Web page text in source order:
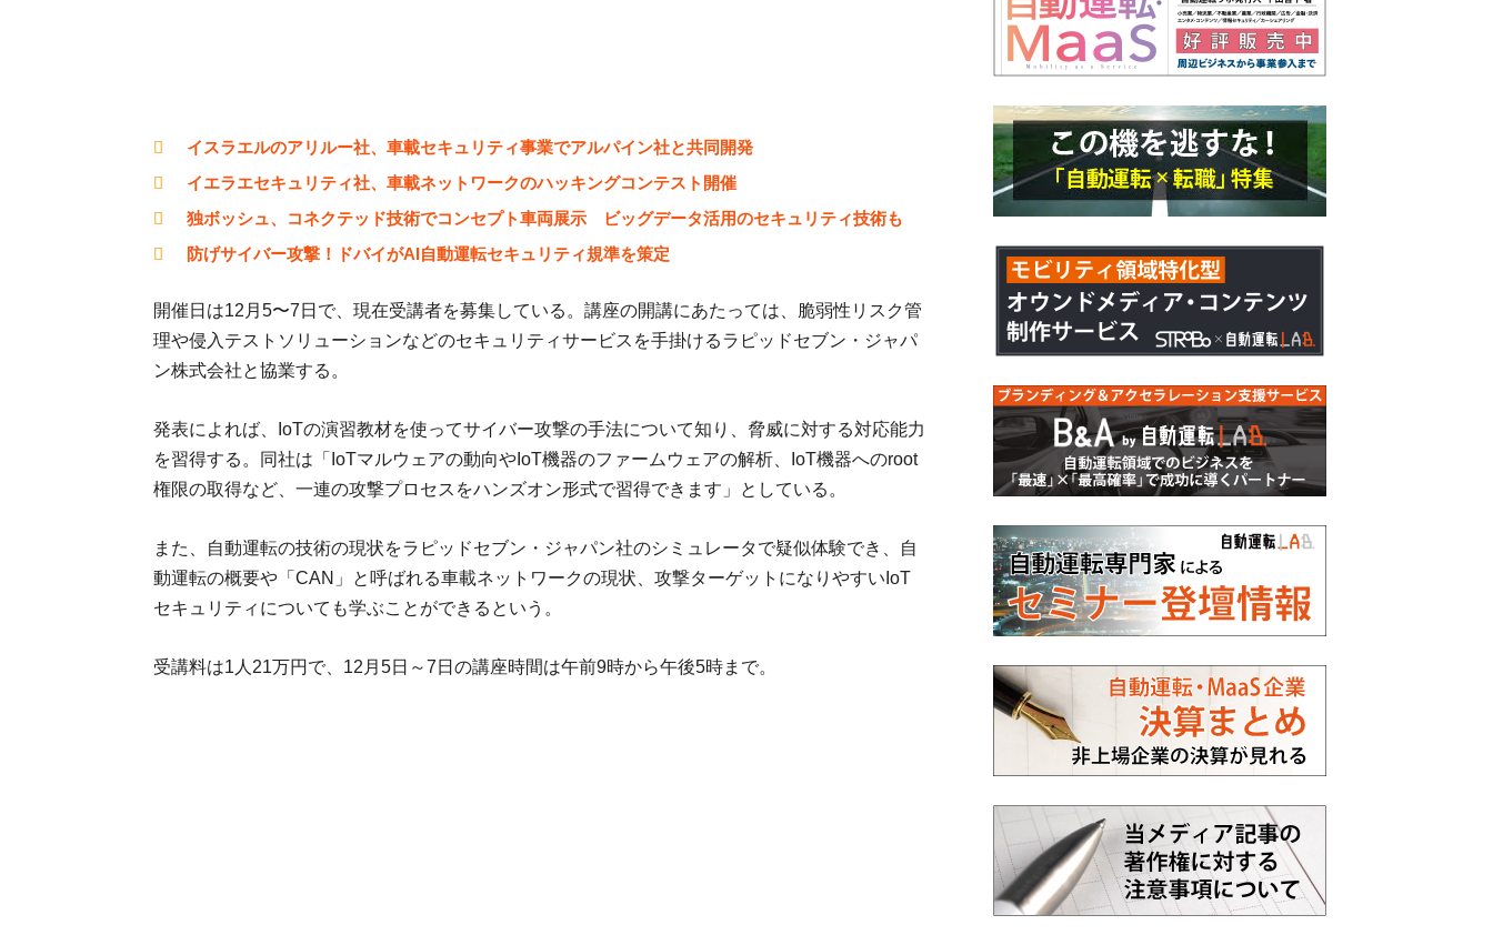
イスラエルのアリルー社、車載セキュリティ事業でアルパイン社と共同開発
イエラエセキュリティ社、車載ネットワークのハッキングコンテスト開催
独ボッシュ、コネクテッド技術でコンセプト車両展示 ビッグデータ活用のセキュリティ技術も
防げサイバー攻撃！ドバイがAI自動運転セキュリティ規準を策定
開催日は12月5〜7日で、現在受講者を募集している。講座の開講にあたっては、脆弱性リスク管
理や侵入テストソリューションなどのセキュリティサービスを手掛けるラピッドセブン・ジャパ
ン株式会社と協業する。
発表によれば、IoTの演習教材を使ってサイバー攻撃の手法について知り、脅威に対する対応能力
を習得する。同社は「IoTマルウェアの動向やIoT機器のファームウェアの解析、IoT機器へのroot
権限の取得など、一連の攻撃プロセスをハンズオン形式で習得できます」としている。
また、自動運転の技術の現状をラピッドセブン・ジャパン社のシミュレータで疑似体験でき、自
動運転の概要や「CAN」と呼ばれる車載ネットワークの現状、攻撃ターゲットになりやすいIoT
セキュリティについても学ぶことができるという。
受講料は1人21万円で、12月5日～7日の講座時間は午前9時から午後5時まで。